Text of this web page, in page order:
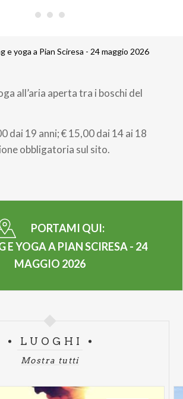
e yoga a Pian Sciresa - 24 maggio 2026
all’aria aperta tra i boschi del
dai 19 anni; € 15,00 dai 14 ai 18
obbligatoria sul sito.
PORTAMI QUI:
E YOGA A PIAN SCIRESA - 24
MAGGIO 2026
LUOGHI
Mostra tutti